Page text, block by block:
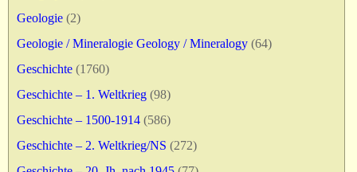
Geologie (2)
Geologie / Mineralogie Geology / Mineralogy (64)
Geschichte (1760)
Geschichte – 1. Weltkrieg (98)
Geschichte – 1500-1914 (586)
Geschichte – 2. Weltkrieg/NS (272)